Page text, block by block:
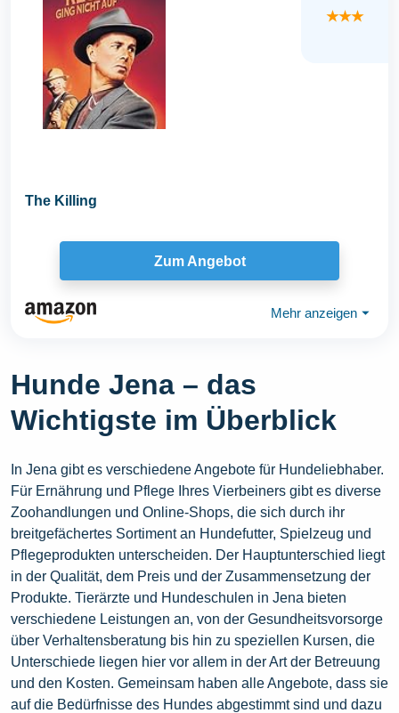
★★★
The Killing
Zum Angebot
Mehr anzeigen ⏷
Hunde Jena – das
Wichtigste im Überblick
In Jena gibt es verschiedene Angebote für Hundeliebhaber.
Für Ernährung und Pflege Ihres Vierbeiners gibt es diverse
Zoohandlungen und Online-Shops, die sich durch ihr
breitgefächertes Sortiment an Hundefutter, Spielzeug und
Pflegeprodukten unterscheiden. Der Hauptunterschied liegt
in der Qualität, dem Preis und der Zusammensetzung der
Produkte. Tierärzte und Hundeschulen in Jena bieten
verschiedene Leistungen an, von der Gesundheitsvorsorge
über Verhaltensberatung bis hin zu speziellen Kursen, die
Unterschiede liegen hier vor allem in der Art der Betreuung
und den Kosten. Gemeinsam haben alle Angebote, dass sie
auf die Bedürfnisse des Hundes abgestimmt sind und dazu